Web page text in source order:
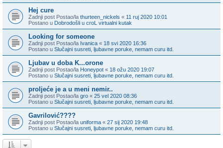
Hej cure
Zadnji post Postao/la thurteen_nickels « 11 ruj 2020 10:01
Postano u Dobrodošli u croL virtualni kutak
Looking for someone
Zadnji post Postao/la Ivanica « 18 svi 2020 16:36
Postano u Slučajni susreti, ljubavne poruke, nemam curu itd.
Ljubav u doba K...orone
Zadnji post Postao/la Honeypot « 18 ožu 2020 19:07
Postano u Slučajni susreti, ljubavne poruke, nemam curu itd.
proljeće je a u meni nemir..
Zadnji post Postao/la gro « 25 vel 2020 08:36
Postano u Slučajni susreti, ljubavne poruke, nemam curu itd.
Gavrilović????
Zadnji post Postao/la uniforma « 27 sij 2020 19:48
Postano u Slučajni susreti, ljubavne poruke, nemam curu itd.